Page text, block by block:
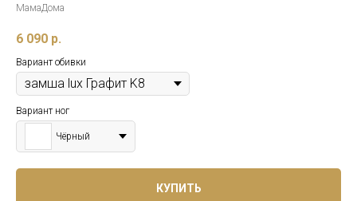
МамаДома
6 090 р.
Вариант обивки
Вариант ног
Чёрный
КУПИТЬ